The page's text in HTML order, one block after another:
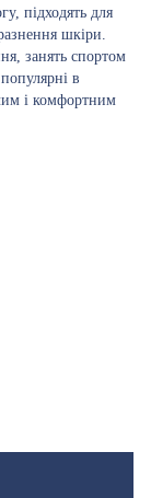
підходять для
шкіри.
занять спортом
в
і комфортним